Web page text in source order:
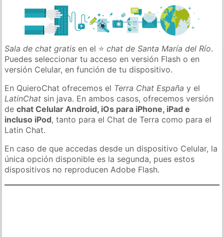
Sala de chat gratis en el ⭐chat de Santa María del Río.
Puedes seleccionar tu acceso en versión Flash o en
versión Celular, en función de tu dispositivo.
En QuieroChat ofrecemos el Terra Chat España y el
LatinChat sin java. En ambos casos, ofrecemos versión
dechat Celular Android, iOs para iPhone, iPad e
incluso iPod, tanto para el Chat de Terra como para el
Latin Chat.
En caso de que accedas desde un dispositivo Celular, la
única opción disponible es la segunda, pues estos
dispositivos no reproducen Adobe Flash.